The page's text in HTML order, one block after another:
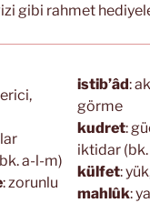
gibi rahmet
a-l-m)
: zorunlu
istib’âd:
görme
kudret:
iktidar
külfet:
mahlûk: